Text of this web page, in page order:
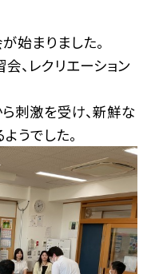
始まりました。
、レクリエーション
刺激を受け、新鮮な
うでした。